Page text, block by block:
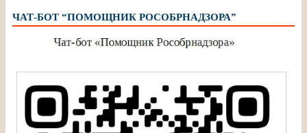
ЧАТ-БОТ “ПОМОЩНИК РОСОБРНАДЗОРА”